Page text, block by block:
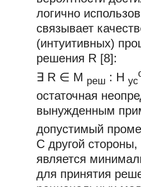
логично
связывает
(интуитивных)
решения R [8]:
∃ R ∈ М реш : H уc
остаточная
вынужденным
допустимый
С другой
является
для принятия